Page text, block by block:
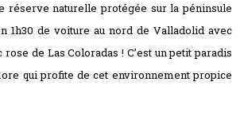
réserve naturelle protégée sur la péninsule
1h30 de voiture au nord de Valladolid avec
de Las Coloradas ! C’est un petit paradis
qui profite de cet environnement propice